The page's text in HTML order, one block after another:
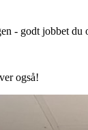
- godt jobbet du
også!